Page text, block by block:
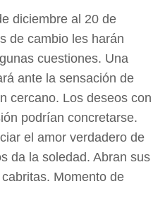
diciembre al 20 de
de cambio les harán
cuestiones. Una
ante la sensación de
cercano. Los deseos con
podrían concretarse.
el amor verdadero de
da la soledad. Abran sus
Momento de